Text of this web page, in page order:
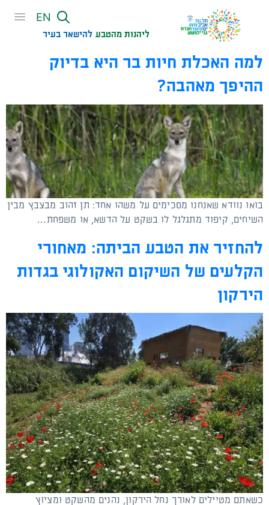
מֻפְעֶלֶת
מַעֲרֶכֶת
נָגִישׁ
בִּקְלִיק
הַמְּסַיַּעַת
לִנְגִישׁוּת
הָאֲתָר.
EN
ליהנות מהטבע להישאר בעיר​
למה האכלת חיות בר היא בדיוק
ההיפך מאהבה?
בואו נוודא שאנחנו מסכימים על משהו אחד: תן זהוב מבצבץ מבין
השיחים, קיפוד מתגלגל לו בשקט על הדשא, או משפחת…
להחזיר את הטבע הביתה: מאחורי
הקלעים של השיקום האקולוגי בגדות
הירקון
כשאתם מטיילים לאורך נחל הירקון, נהנים מהשקט ומציוץ